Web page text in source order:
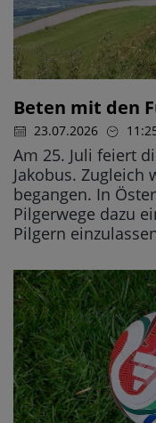
Beten mit den
23.07.2026
Am 25. Juli feiert
Jakobus. Zugleich
begangen. In
Pilgerwege dazu
Pilgern